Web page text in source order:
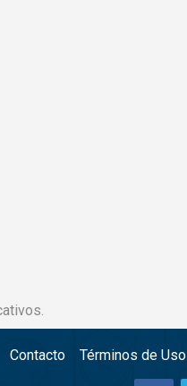
Contacto Términos de Uso